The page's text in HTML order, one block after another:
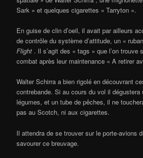
Sark » et quelques cigarettes « Tarryton ».
En guise de clin d’oeil, il avait par ailleurs
de contrôle du système d’attitude, un «
Flight . Il s’agit des « tags » que l’on trouve
combat après leur maintenance « A retirer
Walter Schirra a bien rigolé en découvrant
contrebande. Si au cours du vol il
légumes, et un tube de pêches, il ne
pas au Scotch, ni aux cigarettes.
Il attendra de se trouver sur le porte-avions
savourer ce breuvage.